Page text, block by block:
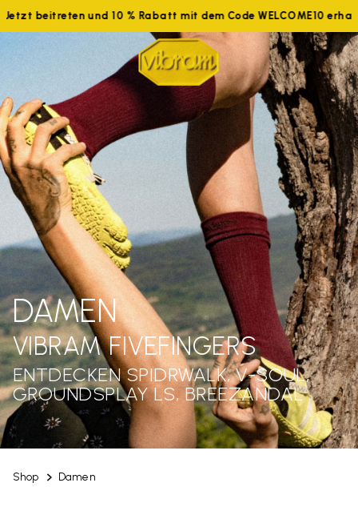
beitreten und 10 % Rabatt mit dem Code WELCOME10
Shop Damen
DAMEN
VIBRAM FIVEFINGERS
ENTDECKEN SPIDRWALK, V-SOUL,
GROUNDSPLAY LS, BREEZANDAL